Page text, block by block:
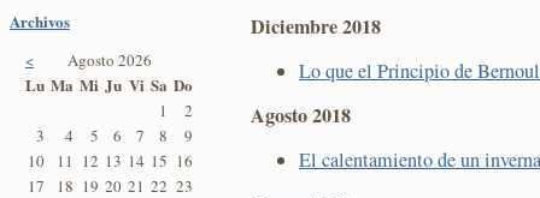
Archivos
< Agosto 2026
Lu Ma Mi Ju Vi Sa Do
1
2
3
4 5 6 7 8
9
10
11 12 13 14 15 16
17
18 19 20 21 22 23
Diciembre 2018
Lo que el Principio de
Agosto 2018
El calentamiento de un